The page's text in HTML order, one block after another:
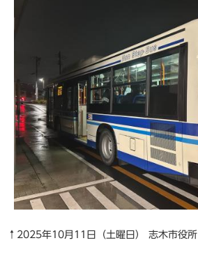
↑2025年10月11日（土曜日） 志木市役所